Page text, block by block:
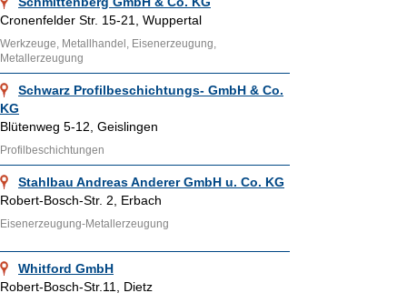
Cronenfelder Str. 15-21, Wuppertal
Werkzeuge, Metallhandel, Eisenerzeugung,
Metallerzeugung
Schwarz Profilbeschichtungs- GmbH & Co.
KG
Blütenweg 5-12, Geislingen
Profilbeschichtungen
Stahlbau Andreas Anderer GmbH u. Co. KG
Robert-Bosch-Str. 2, Erbach
Eisenerzeugung-Metallerzeugung
Whitford GmbH
Robert-Bosch-Str.11, Dietz